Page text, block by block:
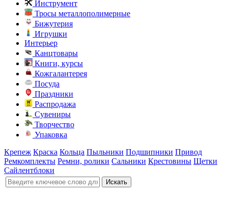
Инструмент
Тросы металлополимерные
Бижутерия
Игрушки
Интерьер
Канцтовары
Книги, курсы
Кожгалантерея
Посуда
Праздники
Распродажа
Сувениры
Творчество
Упаковка
Крепеж Краска Кольца Пыльники Подшипники Привод
Ремкомплекты Ремни, ролики Сальники Крестовины Щетки
Сайлентблоки